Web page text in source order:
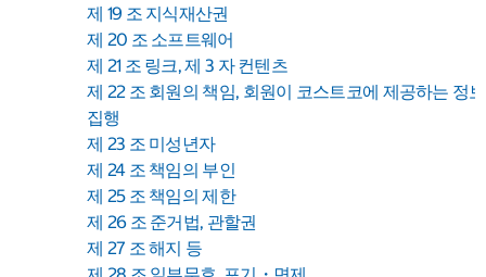
제 19 조 지식재산권
제 20 조 소프트웨어
제 21 조 링크, 제 3 자 컨텐츠
제 22 조 회원의 책임, 회원이 코스트코에 제공하는 정
집행
제 23 조 미성년자
제 24 조 책임의 부인
제 25 조 책임의 제한
제 26 조 준거법, 관할권
제 27 조 해지 등